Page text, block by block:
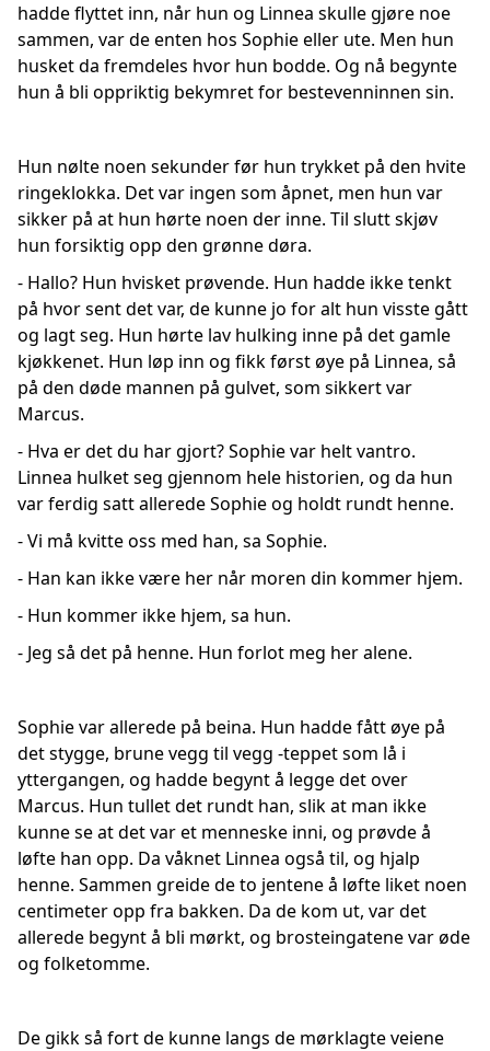
hadde flyttet inn, når hun og Linnea skulle gjøre noe
sammen, var de enten hos Sophie eller ute. Men hun
husket da fremdeles hvor hun bodde. Og nå begynte
hun å bli oppriktig bekymret for bestevenninnen sin.
Hun nølte noen sekunder før hun trykket på den hvite
ringeklokka. Det var ingen som åpnet, men hun var
sikker på at hun hørte noen der inne. Til slutt skjøv
hun forsiktig opp den grønne døra.
- Hallo? Hun hvisket prøvende. Hun hadde ikke tenkt
på hvor sent det var, de kunne jo for alt hun visste gått
og lagt seg. Hun hørte lav hulking inne på det gamle
kjøkkenet. Hun løp inn og fikk først øye på Linnea, så
på den døde mannen på gulvet, som sikkert var
Marcus.
- Hva er det du har gjort? Sophie var helt vantro.
Linnea hulket seg gjennom hele historien, og da hun
var ferdig satt allerede Sophie og holdt rundt henne.
- Vi må kvitte oss med han, sa Sophie.
- Han kan ikke være her når moren din kommer hjem.
- Hun kommer ikke hjem, sa hun.
- Jeg så det på henne. Hun forlot meg her alene.
Sophie var allerede på beina. Hun hadde fått øye på
det stygge, brune vegg til vegg -teppet som lå i
yttergangen, og hadde begynt å legge det over
Marcus. Hun tullet det rundt han, slik at man ikke
kunne se at det var et menneske inni, og prøvde å
løfte han opp. Da våknet Linnea også til, og hjalp
henne. Sammen greide de to jentene å løfte liket noen
centimeter opp fra bakken. Da de kom ut, var det
allerede begynt å bli mørkt, og brosteingatene var øde
og folketomme.
De gikk så fort de kunne langs de mørklagte veiene